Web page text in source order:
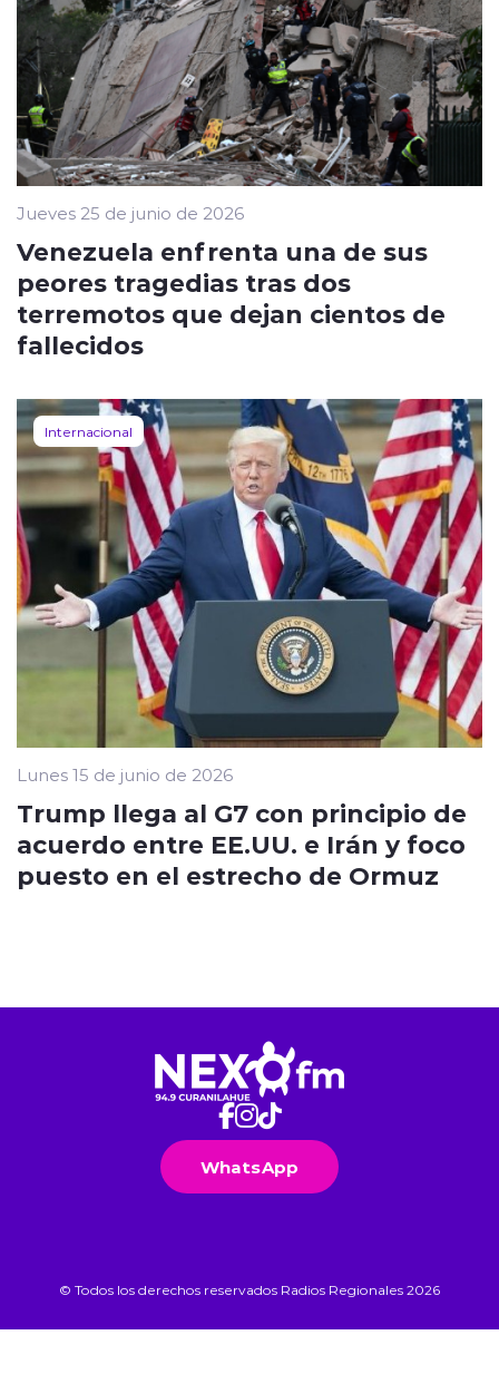
Jueves 25 de junio de 2026
Venezuela enfrenta una de sus
peores tragedias tras dos
terremotos que dejan cientos de
fallecidos
Internacional
Lunes 15 de junio de 2026
Trump llega al G7 con principio de
acuerdo entre EE.UU. e Irán y foco
puesto en el estrecho de Ormuz
WhatsApp
© Todos los derechos reservados Radios Regionales 2026